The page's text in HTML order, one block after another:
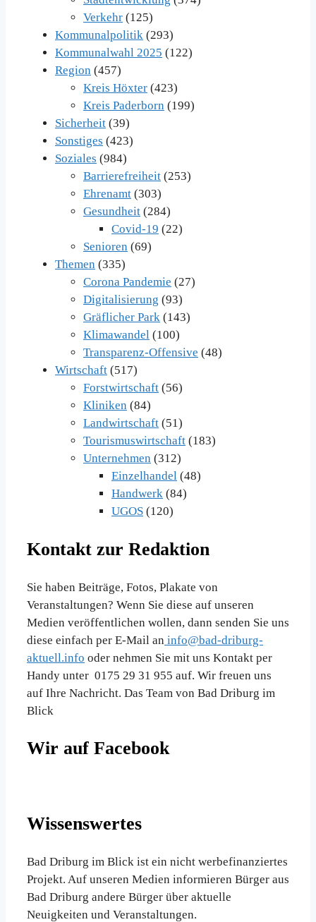
Verkehr (125)
Kommunalpolitik (293)
Kommunalwahl 2025 (122)
Region (457)
Kreis Höxter (423)
Kreis Paderborn (199)
Sicherheit (39)
Sonstiges (423)
Soziales (984)
Barrierefreiheit (253)
Ehrenamt (303)
Gesundheit (284)
Covid-19 (22)
Senioren (69)
Themen (335)
Corona Pandemie (27)
Digitalisierung (93)
Gräflicher Park (143)
Klimawandel (100)
Transparenz-Offensive (48)
Wirtschaft (517)
Forstwirtschaft (56)
Kliniken (84)
Landwirtschaft (51)
Tourismuswirtschaft (183)
Unternehmen (312)
Einzelhandel (48)
Handwerk (84)
UGOS (120)
Kontakt zur Redaktion
Sie haben Beiträge, Fotos, Plakate von
Veranstaltungen? Wenn Sie diese auf unseren
Medien veröffentlichen wollen, dann senden Sie uns
diese einfach per E-Mail an info@bad-driburg-
aktuell.info oder nehmen Sie mit uns Kontakt per
Handy unter 0175 29 31 955 auf. Wir freuen uns
auf Ihre Nachricht. Das Team von Bad Driburg im
Blick
Wir auf Facebook
Wissenswertes
Bad Driburg im Blick ist ein nicht werbefinanziertes
Projekt. Auf unseren Medien informieren Bürger aus
Bad Driburg andere Bürger über aktuelle
Neuigkeiten und Veranstaltungen.